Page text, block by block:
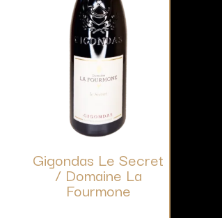
Gigondas Le Secret
/ Domaine La
Fourmone